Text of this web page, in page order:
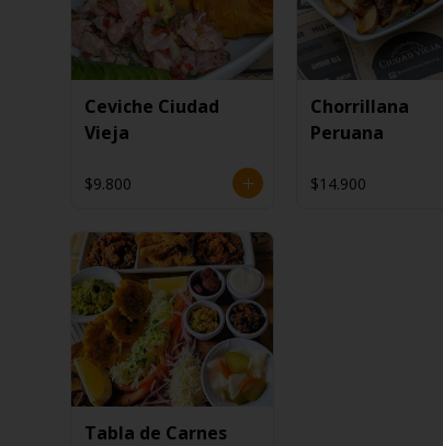
Ceviche Ciudad
Vieja
$9.800
Chorrillana
Peruana
$14.900
Tabla de Carnes